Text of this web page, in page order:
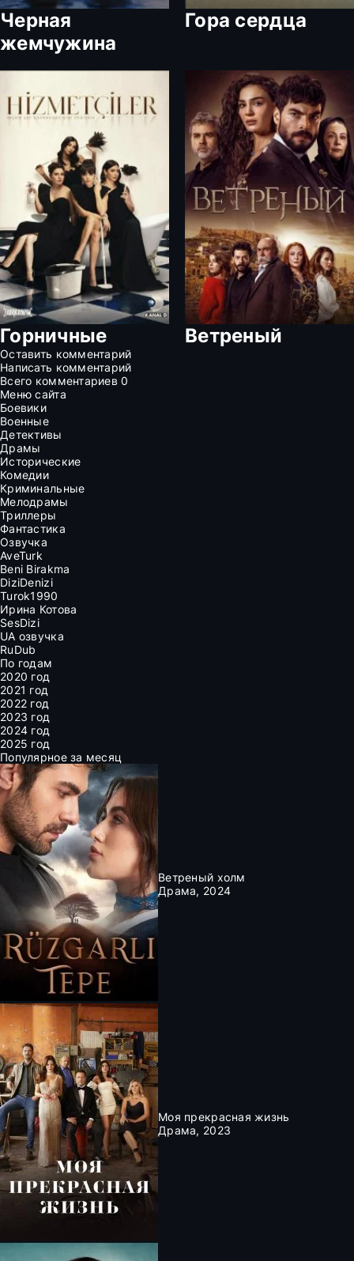
Черная
жемчужина
Гора сердца
Горничные Ветреный
Оставить комментарий
Написать комментарий
Всего комментариев0
Меню сайта
Боевики
Военные
Детективы
Драмы
Исторические
Комедии
Криминальные
Мелодрамы
Триллеры
Фантастика
Озвучка
AveTurk
Beni Birakma
DiziDenizi
Turok1990
Ирина Котова
SesDizi
UA озвучка
RuDub
По годам
2020 год
2021 год
2022 год
2023 год
2024 год
2025 год
Популярное за месяц
Ветреный холм
Драма, 2024
Моя прекрасная жизнь
Драма, 2023